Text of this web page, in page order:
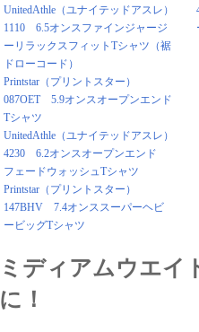
UnitedAthle（ユナイテッドアスレ）
1110 6.5オンスファインジャージ
ーリラックスフィットTシャツ（裾
ドローコード）
Printstar（プリントスター）
087OET 5.9オンスオープンエンド
Tシャツ
UnitedAthle（ユナイテッドアスレ）
4230 6.2オンスオープンエンド
フェードウォッシュTシャツ
Printstar（プリントスター）
147BHV 7.4オンススーパーヘビ
ービッグTシャツ
ミディアムウエ
に！